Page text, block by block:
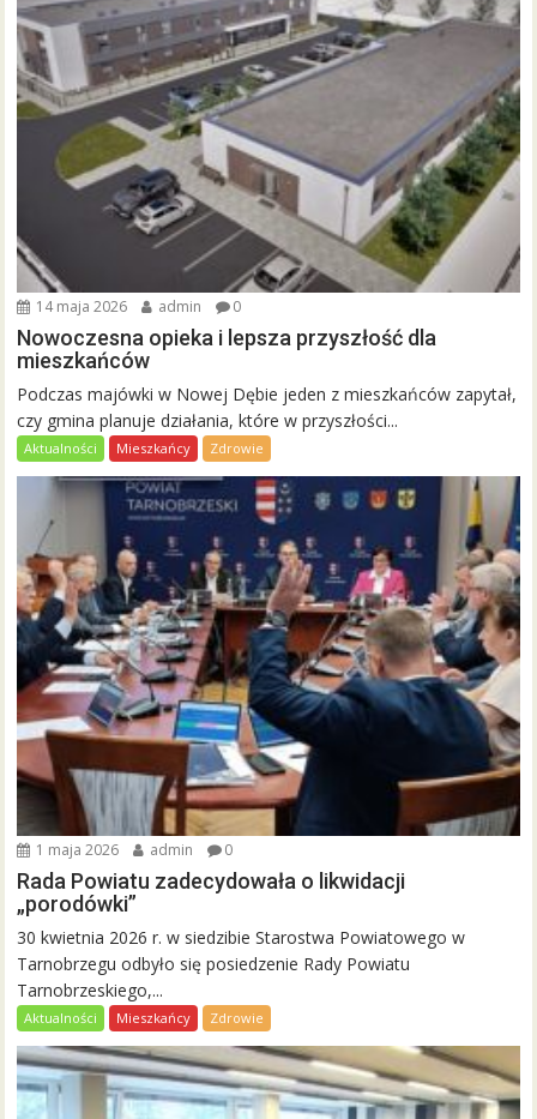
14 maja 2026 admin 0
Nowoczesna opieka i lepsza przyszłość dla
mieszkańców
Podczas majówki w Nowej Dębie jeden z mieszkańców zapytał,
czy gmina planuje działania, które w przyszłości...
Aktualności Mieszkańcy Zdrowie
1 maja 2026 admin 0
Rada Powiatu zadecydowała o likwidacji
„porodówki”
30 kwietnia 2026 r. w siedzibie Starostwa Powiatowego w
Tarnobrzegu odbyło się posiedzenie Rady Powiatu
Tarnobrzeskiego,...
Aktualności Mieszkańcy Zdrowie